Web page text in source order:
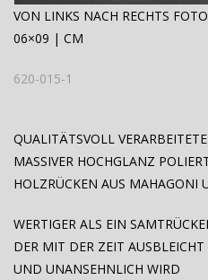
VON LINKS NACH RECHTS
06×09 | CM
620-015-1
QUALITÄTSVOLL
MASSIVER HOCHGLANZ
HOLZRÜCKEN AUS MAHAGONI
WERTIGER ALS EIN
DER MIT DER ZEIT AUSBLEICHT
UND UNANSEHNLICH WIRD